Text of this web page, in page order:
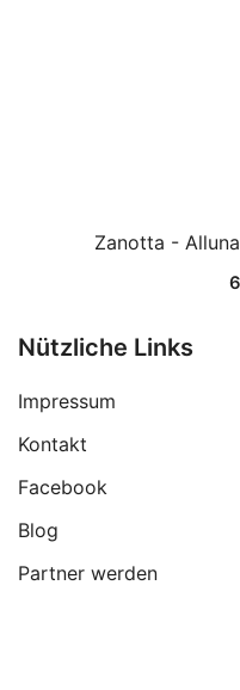
Zanotta -
Nützliche Links
Impressum
Kontakt
Facebook
Blog
Partner werden